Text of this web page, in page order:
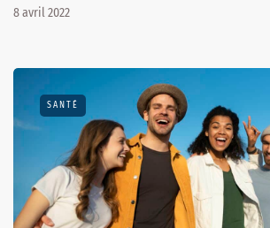
8 avril 2022
SANTÉ